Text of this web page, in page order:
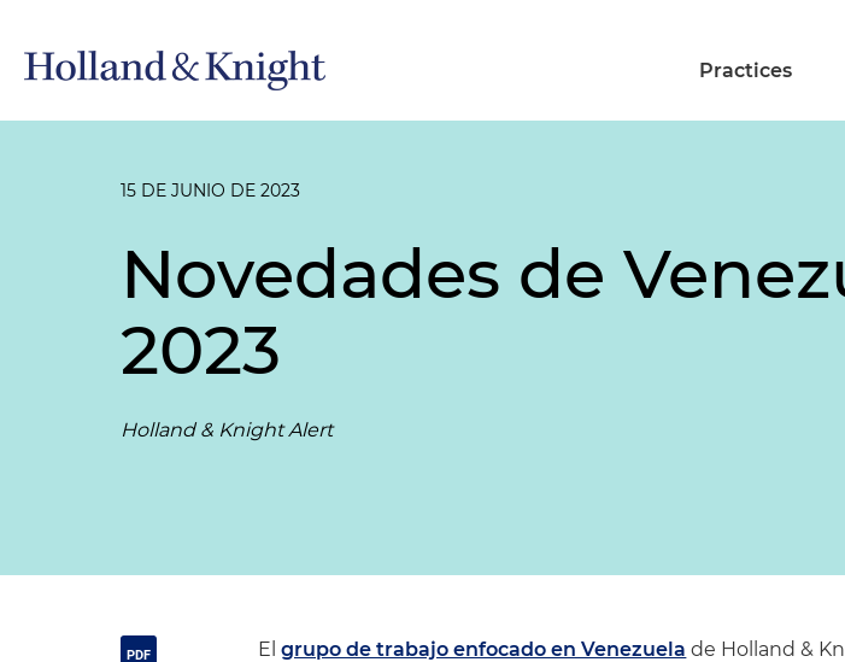
Practices
15 DE JUNIO DE 2023
Novedades de
2023
Holland & Knight Alert
Elgrupo de trabajo enfocado en Venezuela de Holland &